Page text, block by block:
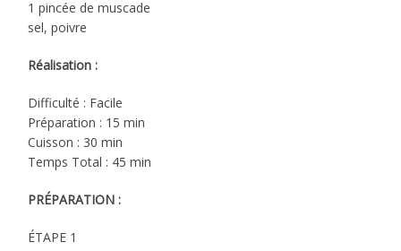
1 pincée de muscade
sel, poivre
Réalisation :
Difficulté : Facile
Préparation : 15 min
Cuisson : 30 min
Temps Total : 45 min
PRÉPARATION :
ÉTAPE 1